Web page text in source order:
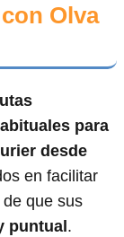
Olva
para
desde
en facilitar
que sus
puntual .